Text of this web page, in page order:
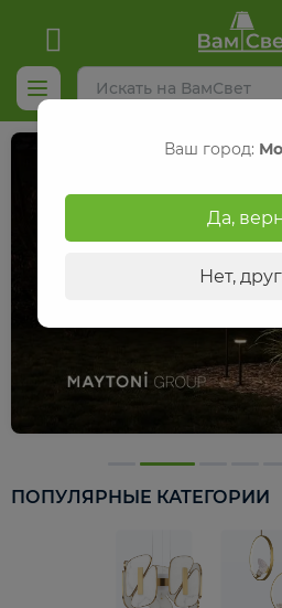
ПОПУЛЯРНЫЕ КАТЕГОРИИ
Ваш город:
Да,
Нет,